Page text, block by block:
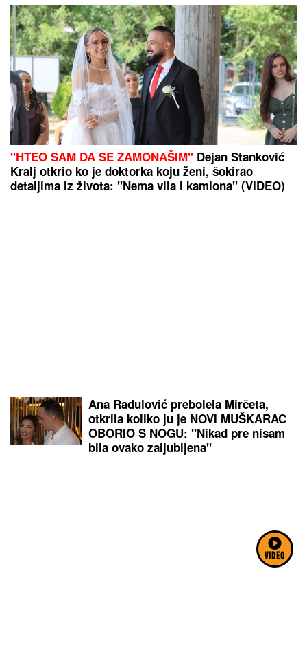
VIDEO
"HTEO SAM DA SE ZAMONAŠIM" Dejan Stanković
Kralj otkrio ko je doktorka koju ženi, šokirao
detaljima iz života: "Nema vila i kamiona" (VIDEO)
Ana Radulović prebolela Mirčeta,
otkrila koliko ju je NOVI MUŠKARAC
OBORIO S NOGU: "Nikad pre nisam
bila ovako zaljubljena"